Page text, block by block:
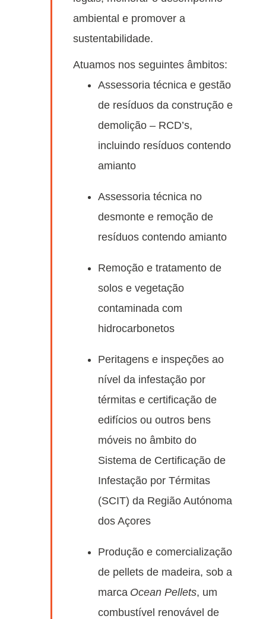
ambiental e promover a
sustentabilidade.
Atuamos nos seguintes âmbitos:
Assessoria técnica e gestão
de resíduos da construção e
demolição – RCD’s,
incluindo resíduos contendo
amianto
Assessoria técnica no
desmonte e remoção de
resíduos contendo amianto
Remoção e tratamento de
solos e vegetação
contaminada com
hidrocarbonetos
Peritagens e inspeções ao
nível da infestação por
térmitas e certificação de
edifícios ou outros bens
móveis no âmbito do
Sistema de Certificação de
Infestação por Térmitas
(SCIT) da Região Autónoma
dos Açores
Produção e comercialização
de pellets de madeira, sob a
marca Ocean Pellets, um
combustível renovável de